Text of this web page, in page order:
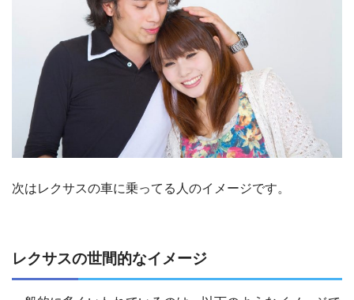
次はレクサスの車に乗ってる人のイメージです。
レクサスの世間的なイメージ